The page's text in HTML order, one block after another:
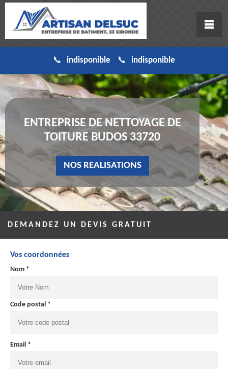
indisponible indisponible
ENTREPRISE DE NETTOYAGE DE
TOITURE BUDOS 33720
NOS REALISATIONS
DEMANDEZ UN DEVIS GRATUIT
Vos coordonnées
Nom *
Code postal *
Email *